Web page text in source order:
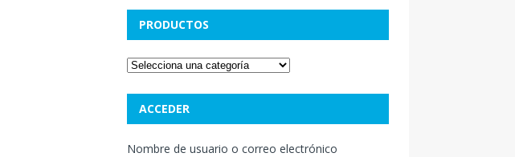
PRODUCTOS
ACCEDER
Nombre de usuario o correo electrónico